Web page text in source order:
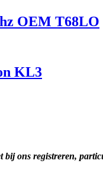
OEM T68LO
KL3
ons registreren,